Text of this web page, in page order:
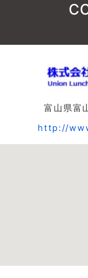
富山県富
http://